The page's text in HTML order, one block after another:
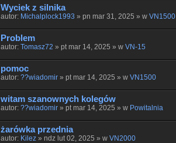
Wyciek z silnika
autor: Michalplock1993 » pn mar 31, 2025 » w VN1500
Problem
autor: Tomasz72 » pt mar 14, 2025 » w VN-15
pomoc
autor: ??wiadomir» pt mar 14, 2025 » w VN1500
witam szanownych kolegów
autor: ??wiadomir» pt mar 14, 2025 » w Powitalnia
żarówka przednia
autor: Kilez» ndz lut 02, 2025 » w VN2000